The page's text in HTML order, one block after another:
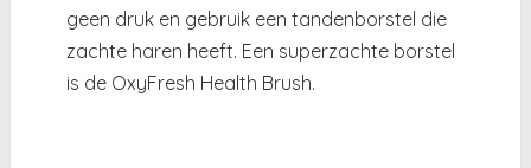
geen druk en gebruik een tandenborstel die
zachte haren heeft. Een superzachte borstel
is de OxyFresh Health Brush.